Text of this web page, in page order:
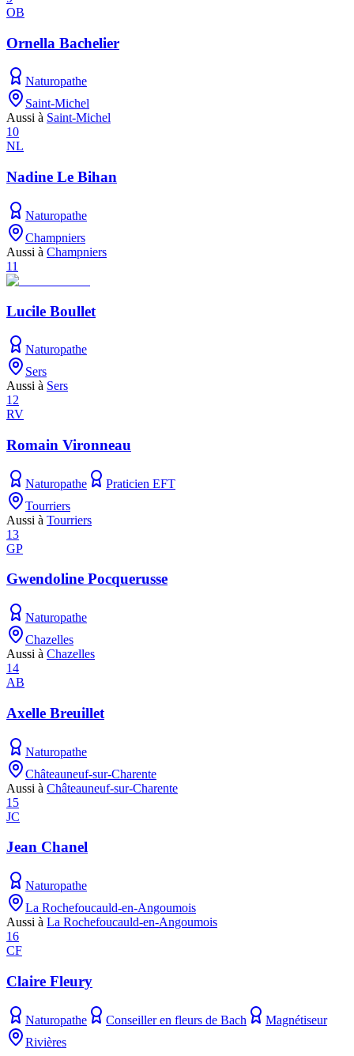
OB
Ornella Bachelier
Naturopathe
Saint-Michel
Aussi à Saint-Michel
10
NL
Nadine Le Bihan
Naturopathe
Champniers
Aussi à Champniers
11
Lucile Boullet
Naturopathe
Sers
Aussi à Sers
12
RV
Romain Vironneau
Naturopathe
Praticien EFT
Tourriers
Aussi à Tourriers
13
GP
Gwendoline Pocquerusse
Naturopathe
Chazelles
Aussi à Chazelles
14
AB
Axelle Breuillet
Naturopathe
Châteauneuf-sur-Charente
Aussi à Châteauneuf-sur-Charente
15
JC
Jean Chanel
Naturopathe
La Rochefoucauld-en-Angoumois
Aussi à La Rochefoucauld-en-Angoumois
16
CF
Claire Fleury
Naturopathe Conseiller en fleurs de Bach
Magnétiseur
Rivières